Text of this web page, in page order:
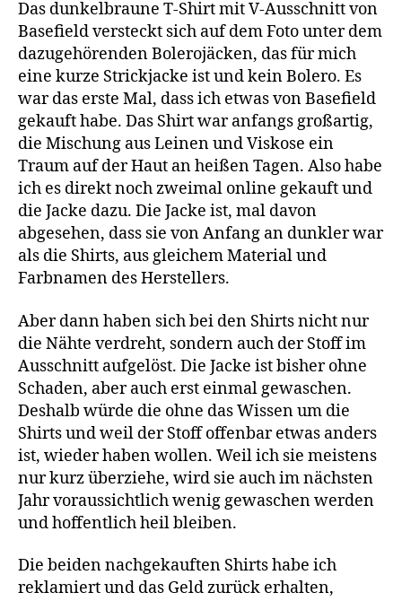
Das dunkelbraune T-Shirt mit V-Ausschnitt von
Basefield versteckt sich auf dem Foto unter dem
dazugehörenden Bolerojäcken, das für mich
eine kurze Strickjacke ist und kein Bolero. Es
war das erste Mal, dass ich etwas von Basefield
gekauft habe. Das Shirt war anfangs großartig,
die Mischung aus Leinen und Viskose ein
Traum auf der Haut an heißen Tagen. Also habe
ich es direkt noch zweimal online gekauft und
die Jacke dazu. Die Jacke ist, mal davon
abgesehen, dass sie von Anfang an dunkler war
als die Shirts, aus gleichem Material und
Farbnamen des Herstellers.
Aber dann haben sich bei den Shirts nicht nur
die Nähte verdreht, sondern auch der Stoff im
Ausschnitt aufgelöst. Die Jacke ist bisher ohne
Schaden, aber auch erst einmal gewaschen.
Deshalb würde die ohne das Wissen um die
Shirts und weil der Stoff offenbar etwas anders
ist, wieder haben wollen. Weil ich sie meistens
nur kurz überziehe, wird sie auch im nächsten
Jahr voraussichtlich wenig gewaschen werden
und hoffentlich heil bleiben.
Die beiden nachgekauften Shirts habe ich
reklamiert und das Geld zurück erhalten,